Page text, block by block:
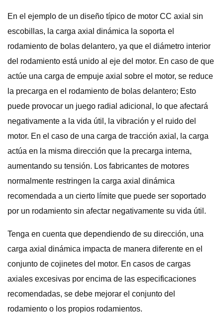
En el ejemplo de un diseño típico de motor CC axial sin
escobillas, la carga axial dinámica la soporta el
rodamiento de bolas delantero, ya que el diámetro interior
del rodamiento está unido al eje del motor. En caso de que
actúe una carga de empuje axial sobre el motor, se reduce
la precarga en el rodamiento de bolas delantero; Esto
puede provocar un juego radial adicional, lo que afectará
negativamente a la vida útil, la vibración y el ruido del
motor. En el caso de una carga de tracción axial, la carga
actúa en la misma dirección que la precarga interna,
aumentando su tensión. Los fabricantes de motores
normalmente restringen la carga axial dinámica
recomendada a un cierto límite que puede ser soportado
por un rodamiento sin afectar negativamente su vida útil.
Tenga en cuenta que dependiendo de su dirección, una
carga axial dinámica impacta de manera diferente en el
conjunto de cojinetes del motor. En casos de cargas
axiales excesivas por encima de las especificaciones
recomendadas, se debe mejorar el conjunto del
rodamiento o los propios rodamientos.